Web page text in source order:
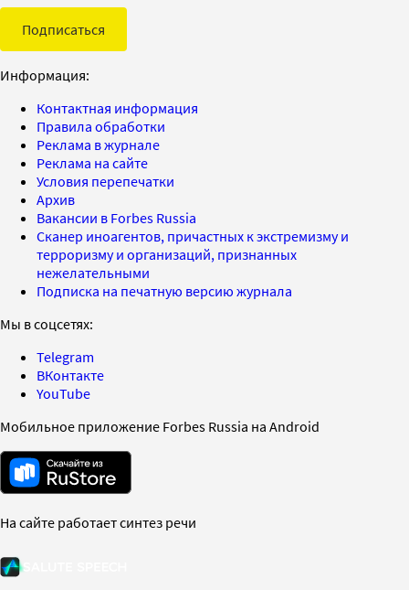
Подписаться
Информация:
Контактная информация
Правила обработки
Реклама в журнале
Реклама на сайте
Условия перепечатки
Архив
Вакансии в Forbes Russia
Сканер иноагентов, причастных к экстремизму и
терроризму и организаций, признанных
нежелательными
Подписка на печатную версию журнала
Мы в соцсетях:
Telegram
ВКонтакте
YouTube
Мобильное приложение Forbes Russia на Android
На сайте работает синтез речи